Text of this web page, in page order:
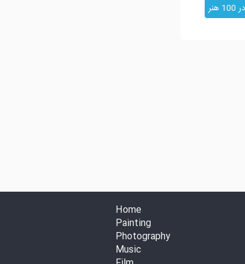
Home
Painting
Photography
Music